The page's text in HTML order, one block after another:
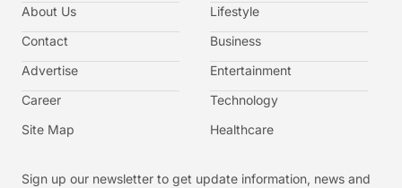
About Us
Contact
Advertise
Career
Site Map
Lifestyle
Business
Entertainment
Technology
Healthcare
Sign up our newsletter to get update information, news and